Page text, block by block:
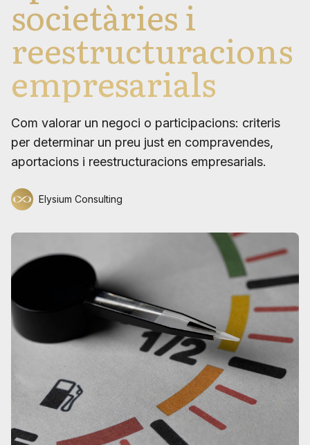
societàries i
reestructuracions
empresarials
Com valorar un negoci o participacions: criteris
per determinar un preu just en compravendes,
aportacions i reestructuracions empresarials.
Elysium Consulting